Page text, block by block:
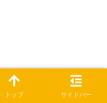
トップ サイドバー